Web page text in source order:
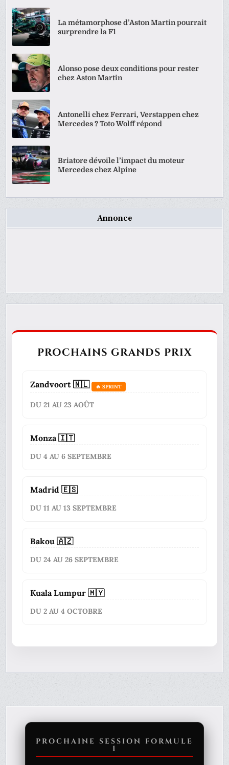
La métamorphose d’Aston Martin pourrait
surprendre la F1
Alonso pose deux conditions pour rester
chez Aston Martin
Antonelli chez Ferrari, Verstappen chez
Mercedes ? Toto Wolff répond
Briatore dévoile l’impact du moteur
Mercedes chez Alpine
Annonce
PROCHAINS GRANDS PRIX
Zandvoort 🇳🇱 🔥 SPRINT
DU 21 AU 23 AOÛT
Monza 🇮🇹
DU 4 AU 6 SEPTEMBRE
Madrid 🇪🇸
DU 11 AU 13 SEPTEMBRE
Bakou 🇦🇿
DU 24 AU 26 SEPTEMBRE
Kuala Lumpur 🇲🇾
DU 2 AU 4 OCTOBRE
PROCHAINE SESSION FORMULE
1